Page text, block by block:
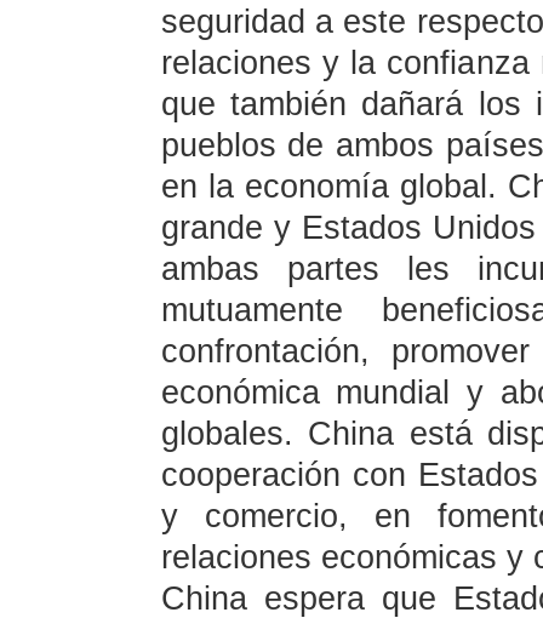
seguridad a este
relaciones y la
que también dañará los
pueblos de ambos
en la economía global.
grande y Estados
ambas partes les
mutuamente
confrontación,
económica mundial y
globales. China está
cooperación con
y comercio, en
relaciones económicas y
China espera que